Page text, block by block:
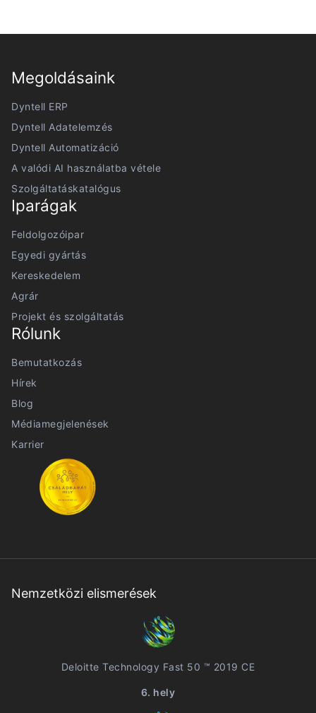
Megoldásaink
Dyntell ERP
Dyntell Adatelemzés
Dyntell Automatizáció
A valódi AI használatba vétele
Szolgáltatáskatalógus
Iparágak
Feldolgozóipar
Egyedi gyártás
Kereskedelem
Agrár
Projekt és szolgáltatás
Rólunk
Bemutatkozás
Hírek
Blog
Médiamegjelenések
Karrier
Nemzetközi elismerések
Deloitte Technology Fast 50 ™ 2019 CE
6. hely